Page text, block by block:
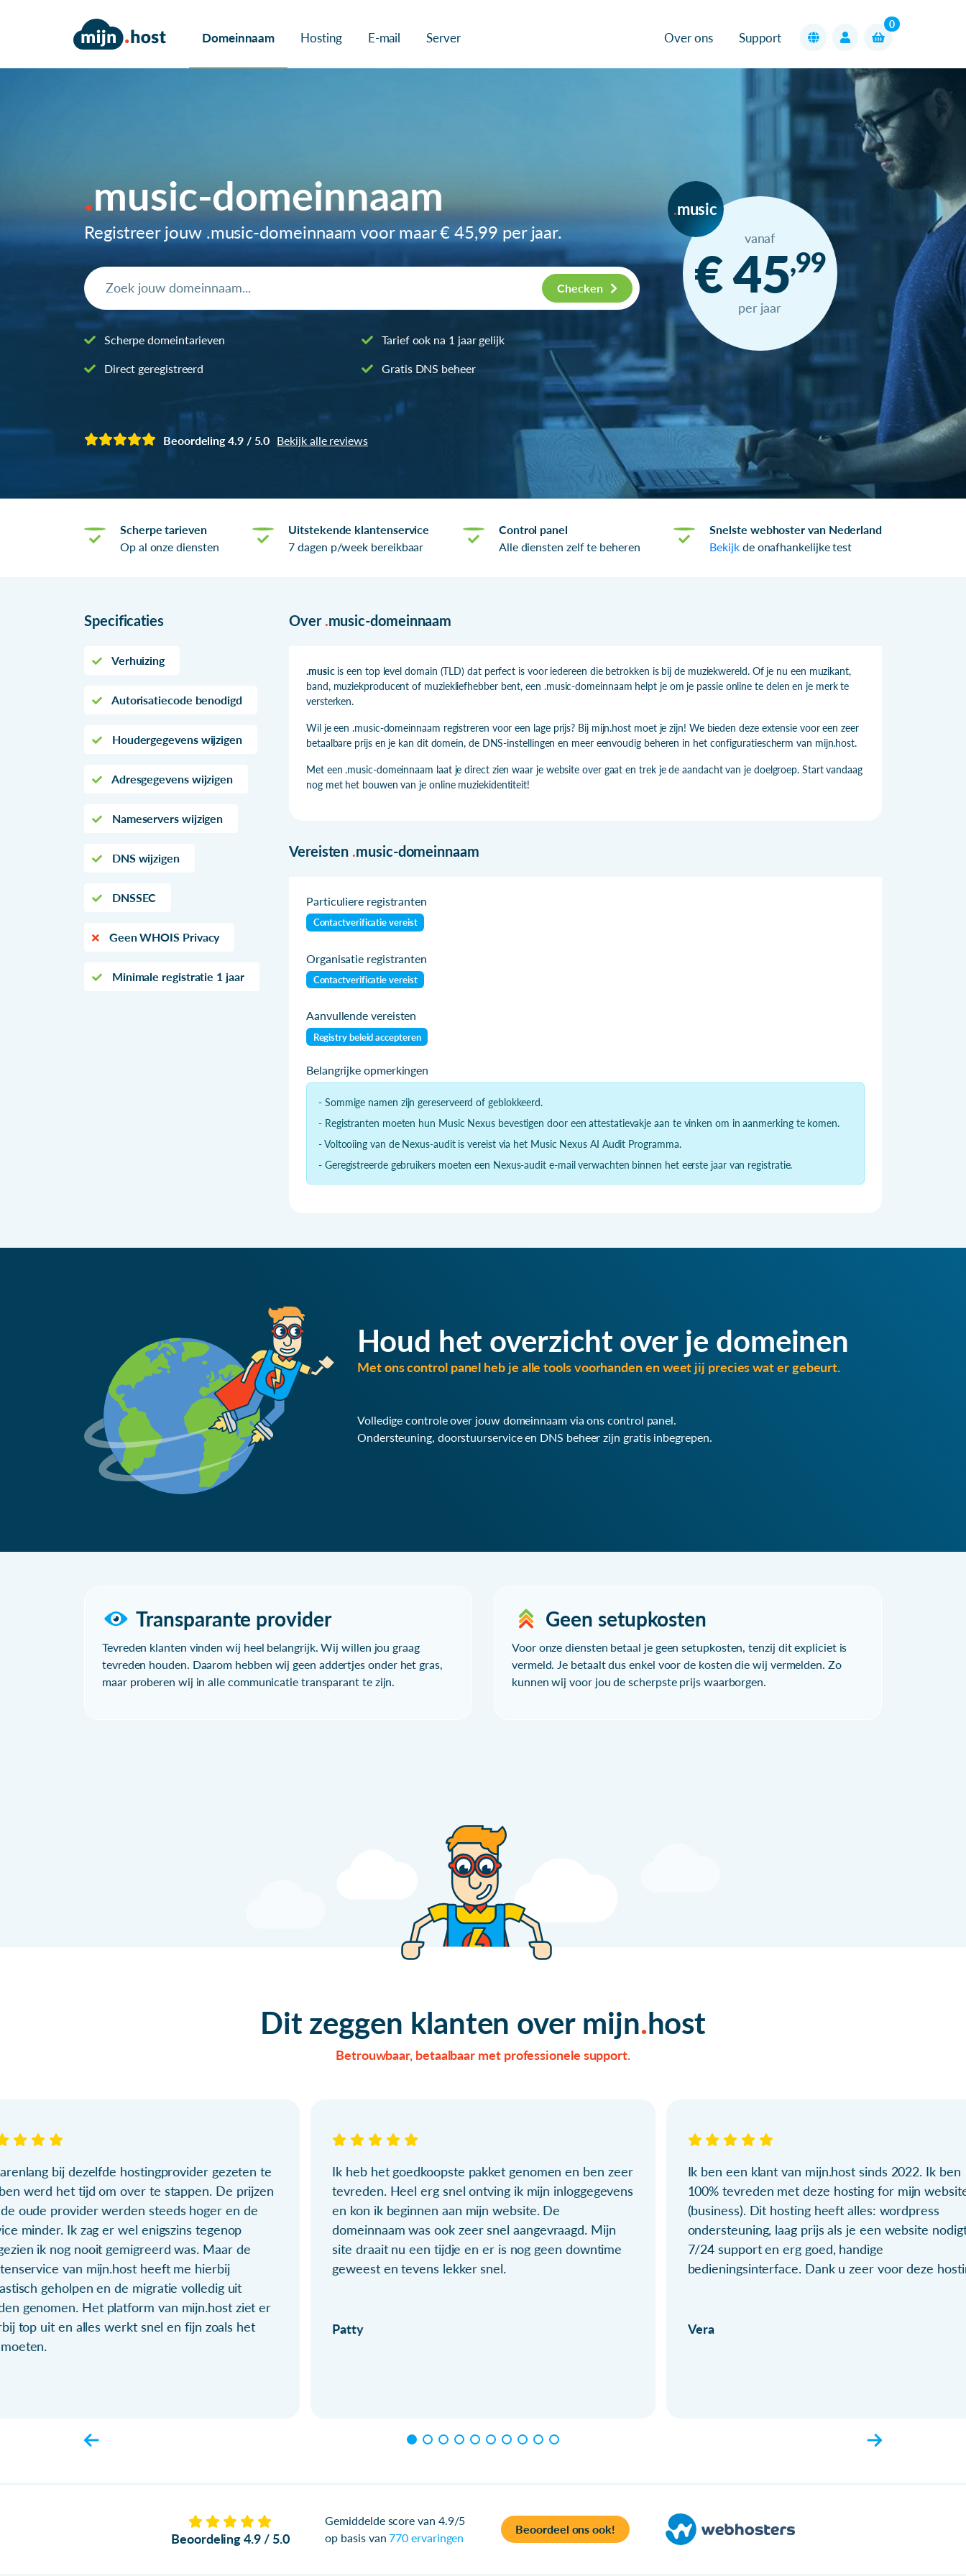
Domeinnaam Hosting E-mail Server Over ons Support
0
music-domeinnaam
Registreer jouw .music-domeinnaam voor maar€ 45,99 per jaar.
Checken
Scherpe domeintarieven
Direct geregistreerd
Tarief ook na 1 jaar gelijk
Gratis DNS beheer
music
vanaf
€ 45,99
per jaar
Beoordeling 4.9 / 5.0 Bekijk alle reviews
Scherpe tarieven
Op al onze diensten
Uitstekende klantenservice
7 dagen p/week bereikbaar
Control panel
Alle diensten zelf te beheren
Snelste webhoster van Nederland
Bekijkde onafhankelijke test
Specificaties
Verhuizing
Autorisatiecode benodigd
Houdergegevens wijzigen
Adresgegevens wijzigen
Nameservers wijzigen
DNS wijzigen
DNSSEC
Geen WHOIS Privacy
Minimale registratie 1 jaar
Over .music-domeinnaam
.musicis een top level domain (TLD) dat perfect is voor iedereen die betrokken is bij de muziekwereld. Of je nu een muzikant,
band, muziekproducent of muziekliefhebber bent, een .music-domeinnaam helpt je om je passie online te delen en je merk te
versterken.
Wil je een .music-domeinnaam registreren voor een lage prijs? Bij mijn.host moet je zijn! We bieden deze extensie voor een zeer
betaalbare prijs en je kan dit domein, de DNS-instellingen en meer eenvoudig beheren in het configuratiescherm van mijn.host.
Met een .music-domeinnaam laat je direct zien waar je website over gaat en trek je de aandacht van je doelgroep. Start vandaag
nog met het bouwen van je online muziekidentiteit!
Vereisten .music-domeinnaam
Particuliere registranten
Contactverificatie vereist
Organisatie registranten
Contactverificatie vereist
Aanvullende vereisten
Registry beleid accepteren
Belangrijke opmerkingen
- Sommige namen zijn gereserveerd of geblokkeerd.
- Registranten moeten hun Music Nexus bevestigen door een attestatievakje aan te vinken om in aanmerking te komen.
- Voltooiing van de Nexus-audit is vereist via het Music Nexus AI Audit Programma.
- Geregistreerde gebruikers moeten een Nexus-audit e-mail verwachten binnen het eerste jaar van registratie.
Houd het overzicht over je domeinen
Met ons control panel heb je alle tools voorhanden en weet jij precies wat er gebeurt.
Volledige controle over jouw domeinnaam via ons control panel.
Ondersteuning, doorstuurservice en DNS beheer zijn gratis inbegrepen.
Transparante provider
Tevreden klanten vinden wij heel belangrijk. Wij willen jou graag
tevreden houden. Daarom hebben wij geen addertjes onder het gras,
maar proberen wij in alle communicatie transparant te zijn.
Geen setupkosten
Voor onze diensten betaal je geen setupkosten, tenzij dit expliciet is
vermeld. Je betaalt dus enkel voor de kosten die wij vermelden. Zo
kunnen wij voor jou de scherpste prijs waarborgen.
Dit zeggen klanten over mijn host
Betrouwbaar, betaalbaar met professionele support.
bij dezelfde hostingprovider gezeten te
werd het tijd om over te stappen. De prijzen
oude provider werden steeds hoger en de
minder. Ik zag er wel enigszins tegenop
ik nog nooit gemigreerd was. Maar de
van mijn.host heeft me hierbij
geholpen en de migratie volledig uit
genomen. Het platform van mijn.host ziet er
top uit en alles werkt snel en fijn zoals het
Ik heb het goedkoopste pakket genomen en ben zeer
tevreden. Heel erg snel ontving ik mijn inloggegevens
en kon ik beginnen aan mijn website. De
domeinnaam was ook zeer snel aangevraagd. Mijn
site draait nu een tijdje en er is nog geen downtime
geweest en tevens lekker snel.
Patty
Ik ben een klant van mijn.host sinds 2022. Ik ben
100% tevreden met deze hosting for mijn
(business). Dit hosting heeft alles: wordpress
ondersteuning, laag prijs als je een website
7/24 support en erg goed, handige
bedieningsinterface. Dank u zeer voor deze
Vera
Beoordeling 4.9 / 5.0
Gemiddelde score van 4.9/5
op basis van770 ervaringen
Beoordeel ons ook!